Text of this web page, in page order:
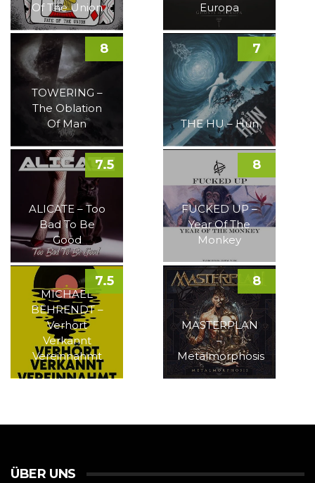
Of The Union
Europa
TOWERING –
The Oblation
Of Man
8
THE HU – Hun
7
ALICATE – Too
Bad To Be
Good
7.5
FUCKED UP –
Year Of The
Monkey
8
MICHAEL
BEHRENDT –
Verhört
Verkannt
Vereinnahmt
7.5
MASTERPLAN
–
Metalmorphosis
8
ÜBER UNS